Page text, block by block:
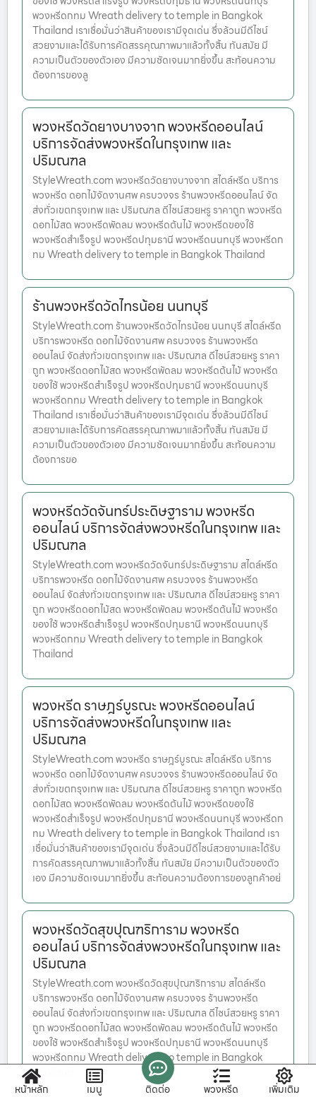
พวงหรีดกทม Wreath delivery to temple in Bangkok
Thailand เราเชื่อมั่นว่าสินค้าของเรามีจุดเด่น ซึ่งล้วนมีดีไซน์
สวยงามและได้รับการคัดสรรคุณภาพมาแล้วทั้งสิ้น ทันสมัย มี
ความเป็นตัวของตัวเอง มีความชัดเจนมากยิ่งขึ้น สะท้อนความ
ต้องการของลู
พวงหรีดวัดยางบางจาก พวงหรีดออนไลน์
บริการจัดส่งพวงหรีดในกรุงเทพ และ
ปริมณฑล
StyleWreath.com พวงหรีดวัดยางบางจาก สไตล์หรีด บริการ
พวงหรีด ดอกไม้จัดงานศพ ครบวงจร ร้านพวงหรีดออนไลน์ จัด
ส่งทั่วเขตกรุงเทพ และ ปริมณฑล ดีไซน์สวยหรู ราคาถูก พวงหรีด
ดอกไม้สด พวงหรีดพัดลม พวงหรีดต้นไม้ พวงหรีดของใช้
พวงหรีดสำเร็จรูป พวงหรีดปทุมธานี พวงหรีดนนทบุรี พวงหรีดก
ทม Wreath delivery to temple in Bangkok Thailand
ร้านพวงหรีดวัดไทรน้อย นนทบุรี
StyleWreath.com ร้านพวงหรีดวัดไทรน้อย นนทบุรี สไตล์หรีด
บริการพวงหรีด ดอกไม้จัดงานศพ ครบวงจร ร้านพวงหรีด
ออนไลน์ จัดส่งทั่วเขตกรุงเทพ และ ปริมณฑล ดีไซน์สวยหรู ราคา
ถูก พวงหรีดดอกไม้สด พวงหรีดพัดลม พวงหรีดต้นไม้ พวงหรีด
ของใช้ พวงหรีดสำเร็จรูป พวงหรีดปทุมธานี พวงหรีดนนทบุรี
พวงหรีดกทม Wreath delivery to temple in Bangkok
Thailand เราเชื่อมั่นว่าสินค้าของเรามีจุดเด่น ซึ่งล้วนมีดีไซน์
สวยงามและได้รับการคัดสรรคุณภาพมาแล้วทั้งสิ้น ทันสมัย มี
ความเป็นตัวของตัวเอง มีความชัดเจนมากยิ่งขึ้น สะท้อนความ
ต้องการขอ
พวงหรีดวัดจันทร์ประดิษฐาราม พวงหรีด
ออนไลน์ บริการจัดส่งพวงหรีดในกรุงเทพ และ
ปริมณฑล
StyleWreath.com พวงหรีดวัดจันทร์ประดิษฐาราม สไตล์หรีด
บริการพวงหรีด ดอกไม้จัดงานศพ ครบวงจร ร้านพวงหรีด
ออนไลน์ จัดส่งทั่วเขตกรุงเทพ และ ปริมณฑล ดีไซน์สวยหรู ราคา
ถูก พวงหรีดดอกไม้สด พวงหรีดพัดลม พวงหรีดต้นไม้ พวงหรีด
ของใช้ พวงหรีดสำเร็จรูป พวงหรีดปทุมธานี พวงหรีดนนทบุรี
พวงหรีดกทม Wreath delivery to temple in Bangkok
Thailand
พวงหรีด ราษฎร์บูรณะ พวงหรีดออนไลน์
บริการจัดส่งพวงหรีดในกรุงเทพ และ
ปริมณฑล
StyleWreath.com พวงหรีด ราษฎร์บูรณะ สไตล์หรีด บริการ
พวงหรีด ดอกไม้จัดงานศพ ครบวงจร ร้านพวงหรีดออนไลน์ จัด
ส่งทั่วเขตกรุงเทพ และ ปริมณฑล ดีไซน์สวยหรู ราคาถูก พวงหรีด
ดอกไม้สด พวงหรีดพัดลม พวงหรีดต้นไม้ พวงหรีดของใช้
พวงหรีดสำเร็จรูป พวงหรีดปทุมธานี พวงหรีดนนทบุรี พวงหรีดก
ทม Wreath delivery to temple in Bangkok Thailand เรา
เชื่อมั่นว่าสินค้าของเรามีจุดเด่น ซึ่งล้วนมีดีไซน์สวยงามและได้รับ
การคัดสรรคุณภาพมาแล้วทั้งสิ้น ทันสมัย มีความเป็นตัวของตัว
เอง มีความชัดเจนมากยิ่งขึ้น สะท้อนความต้องการของลูกค้าอย่
พวงหรีดวัดสุขปุณฑริการาม พวงหรีด
ออนไลน์ บริการจัดส่งพวงหรีดในกรุงเทพ และ
ปริมณฑล
StyleWreath.com พวงหรีดวัดสุขปุณฑริการาม สไตล์หรีด
บริการพวงหรีด ดอกไม้จัดงานศพ ครบวงจร ร้านพวงหรีด
ออนไลน์ จัดส่งทั่วเขตกรุงเทพ และ ปริมณฑล ดีไซน์สวยหรู ราคา
ถูก พวงหรีดดอกไม้สด พวงหรีดพัดลม พวงหรีดต้นไม้ พวงหรีด
ของใช้ พวงหรีดสำเร็จรูป พวงหรีดปทุมธานี พวงหรีดนนทบุรี
พวงหรีดกทม Wreath delivery to temple in Bangkok
Thailand
หน้าหลัก
เมนู ติดต่อ พวงหรีด เพิ่มเติม